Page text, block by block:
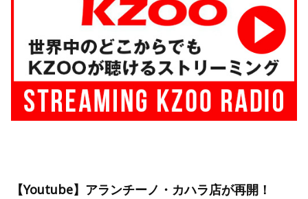
【Youtube】アランチーノ・カハラ店が再開！